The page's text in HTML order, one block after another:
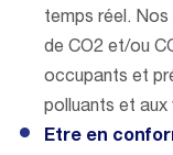
temps réel.
de CO2 et/ou
occupants et
polluants et aux
Etre en